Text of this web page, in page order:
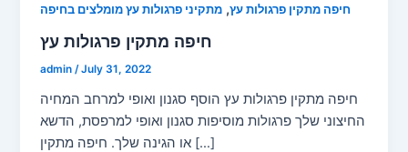
חיפה מתקין פרגולות עץ, מתקיני פרגולות עץ מומלצים בחיפה
חיפה מתקין פרגולות עץ
admin/July 31, 2022
חיפה מתקין פרגולות עץ הוסף סגנון ואופי למרחב המחיה
החיצוני שלך פרגולות מוסיפות סגנון ואופי למרפסת, הדשא
או הגינה שלך. חיפה מתקין […]